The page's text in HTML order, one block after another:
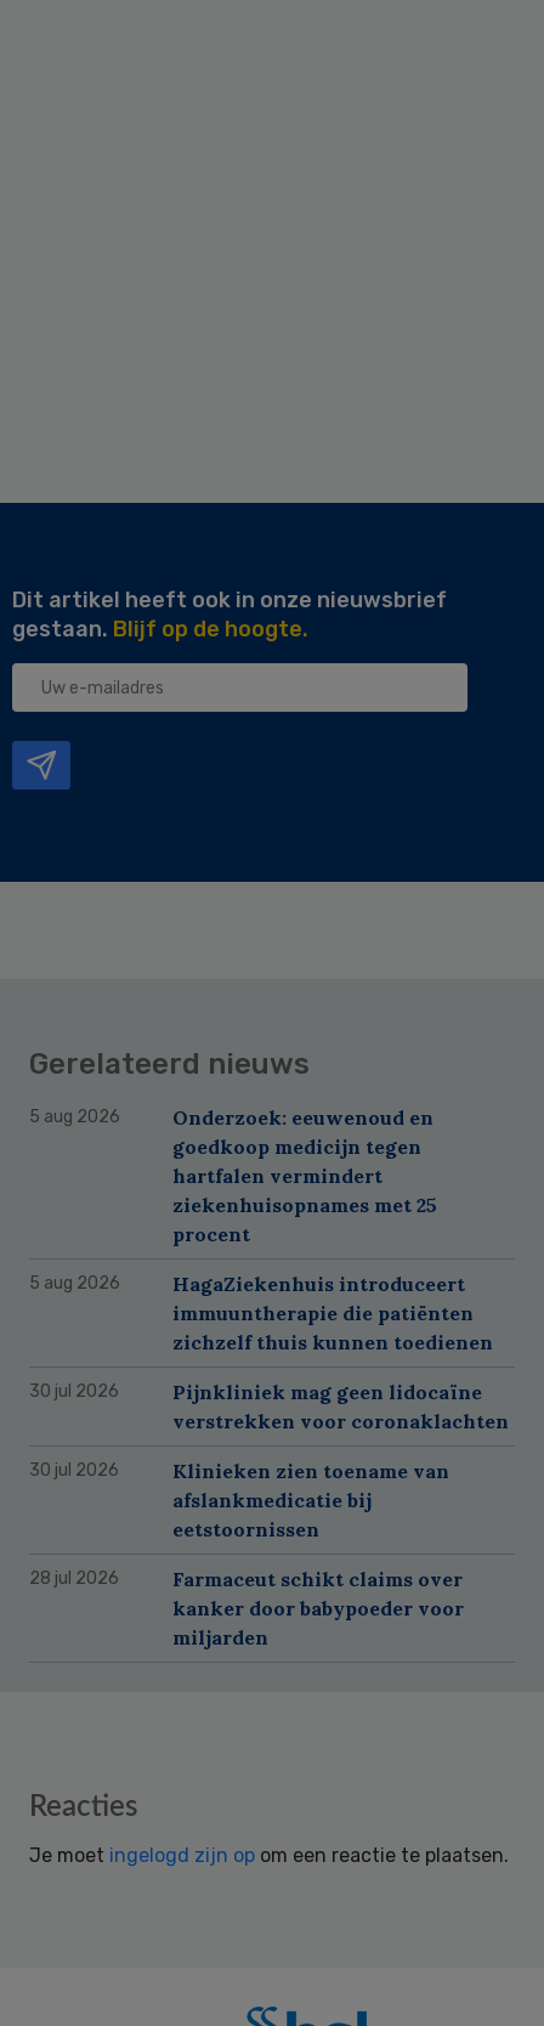
Dit artikel heeft ook in onze nieuwsbrief
gestaan. Blijf op de hoogte.
Uw
Gerelateerd nieuws
5 aug 2026
Onderzoek: eeuwenoud en
goedkoop medicijn tegen
hartfalen vermindert
ziekenhuisopnames met 25
procent
5 aug 2026
HagaZiekenhuis introduceert
immuuntherapie die patiënten
zichzelf thuis kunnen toedienen
30 jul 2026
Pijnkliniek mag geen lidocaïne
verstrekken voor coronaklachten
30 jul 2026
Klinieken zien toename van
afslankmedicatie bij
eetstoornissen
28 jul 2026
Farmaceut schikt claims over
kanker door babypoeder voor
miljarden
Reader
Reacties
Je moet ingelogd zijn op om een reactie te plaatsen.